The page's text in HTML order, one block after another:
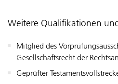
Weitere Qualifikationen
Mitglied des
Gesellschaftsrecht der
Geprüfter